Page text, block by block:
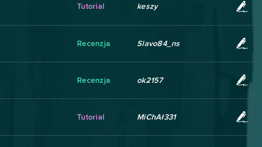
Tutorial keszy
Recenzja Slavo84_ns
Recenzja ok2157
Tutorial MiChAł331